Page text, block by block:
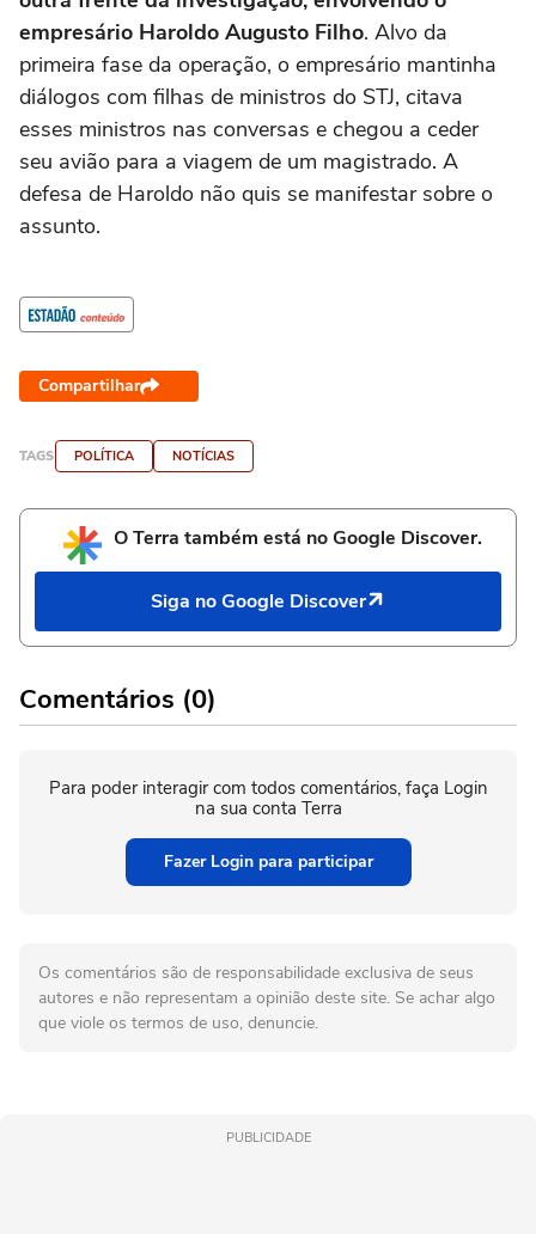
empresário Haroldo Augusto Filho. Alvo da
primeira fase da operação, o empresário mantinha
diálogos com filhas de ministros do STJ, citava
esses ministros nas conversas e chegou a ceder
seu avião para a viagem de um magistrado. A
defesa de Haroldo não quis se manifestar sobre o
assunto.
Compartilhar
TAGS POLÍTICA NOTÍCIAS
O Terra também está no Google Discover.
Siga no Google Discover
Comentários (0)
Para poder interagir com todos comentários, faça Login
na sua conta Terra
Fazer Login para participar
Os comentários são de responsabilidade exclusiva de seus
autores e não representam a opinião deste site. Se achar algo
que viole os termos de uso, denuncie.
PUBLICIDADE